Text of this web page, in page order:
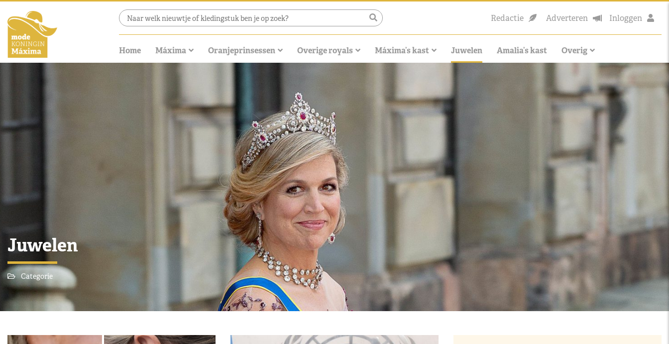
Redactie Adverteren Inloggen
Home Máxima Oranjeprinsessen Overige royals Máxima’s kast Juwelen Amalia’s kast Overig
Juwelen
Categorie